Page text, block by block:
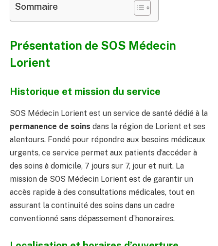
Sommaire
Présentation de SOS Médecin
Lorient
Historique et mission du service
SOS Médecin Lorient est un service de santé dédié à la
permanence de soins dans la région de Lorient et ses
alentours. Fondé pour répondre aux besoins médicaux
urgents, ce service permet aux patients d’accéder à
des soins à domicile, 7 jours sur 7, jour et nuit. La
mission de SOS Médecin Lorient est de garantir un
accès rapide à des consultations médicales, tout en
assurant la continuité des soins dans un cadre
conventionné sans dépassement d’honoraires.